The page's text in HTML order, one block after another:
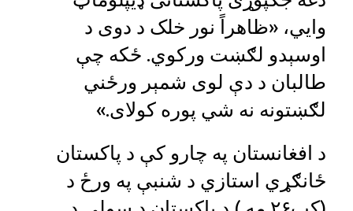
وايي، «ظاهراً نور خلک د دوی د
اوسېدو لګښت ورکوي. ځکه چې
طالبان د دې لوی شمېر ورځني
لګښتونه نه شي پوره کولای.»
د افغانستان په چارو کې د پاکستان
ځانګړي استازي د شنبې په ورځ د